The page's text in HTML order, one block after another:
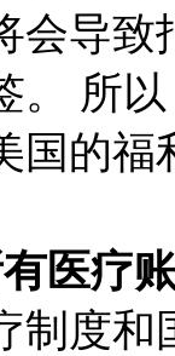
会导
。 所
国的
医疗
度和